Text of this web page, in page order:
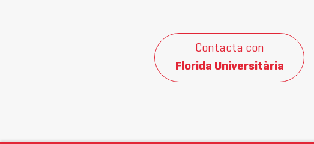
Contacta con
Florida Universitària